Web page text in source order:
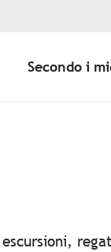
Secondo i